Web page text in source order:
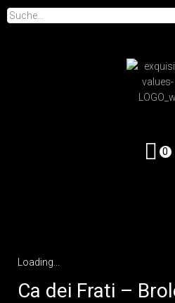
0
Loading...
Ca dei Frati –